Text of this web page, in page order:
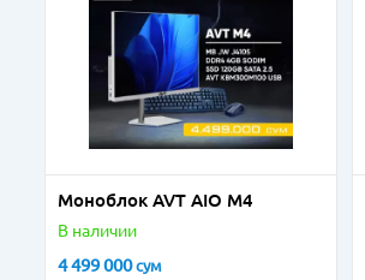
Моноблок AVT AIO M4
В наличии
4 499 000сум